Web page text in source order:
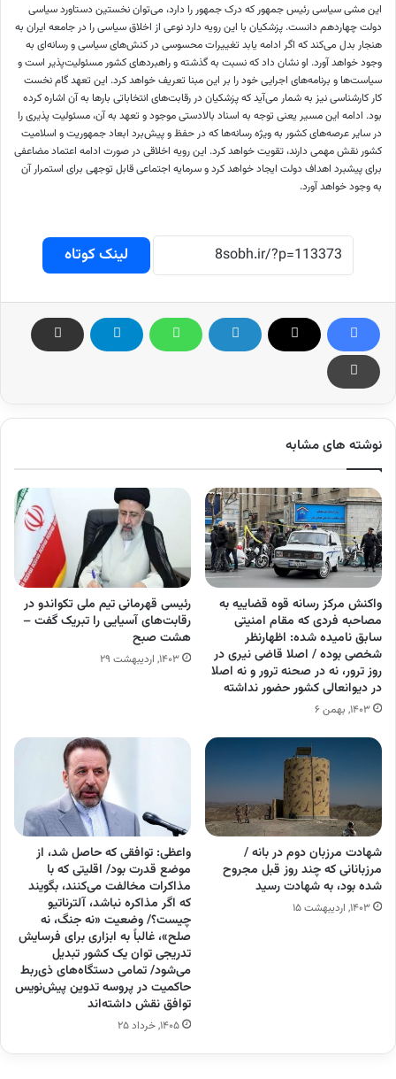
این مشی سیاسی رئیس جمهور که درک جمهور را دارد، می‌توان نخستین دستاورد سیاسی
دولت چهاردهم دانست. پزشکیان با این رویه دارد نوعی از اخلاق سیاسی را در جامعه ایران به
هنجار بدل می‌کند که اگر ادامه یابد تغییرات محسوسی در کنش‌های سیاسی و رسانه‌ای به
وجود خواهد آورد. او نشان داد که نسبت به گذشته و راهبردهای کشور مسئولیت‌پذیر است و
سیاست‌ها و برنامه‌های اجرایی خود را بر این مبنا تعریف خواهد کرد. این تعهد گام نخست
کار کارشناسی نیز به شمار می‌آید که پزشکیان در رقابت‌های انتخاباتی بارها به آن اشاره کرده
بود. ادامه این مسیر یعنی توجه به اسناد بالادستی موجود و تعهد به آن، مسئولیت پذیری را
در سایر عرصه‌های کشور به ویژه رسانه‌ها که در حفظ و پیش‌برد ابعاد جمهوریت و اسلامیت
کشور نقش مهمی دارند، تقویت خواهد کرد. این رویه اخلاقی در صورت ادامه اعتماد مضاعفی
برای پیشبرد اهداف دولت ایجاد خواهد کرد و سرمایه اجتماعی قابل توجهی برای استمرار آن
به وجود خواهد آورد.
لینک کوتاه
نوشته های مشابه
واکنش مرکز رسانه قوه قضاییه به
مصاحبه فردی که مقام امنیتی
سابق نامیده شده: اظهارنظر
شخصی بوده / اصلا قاضی نیری در
روز ترور، نه در صحنه ترور و نه اصلا
در دیوانعالی کشور حضور نداشته
۱۴۰۳, بهمن ۶
رئیسی قهرمانی تیم ملی تکواندو در
رقابت‌های آسیایی را تبریک گفت –
هشت صبح
۱۴۰۳, اردیبهشت ۲۹
شهادت مرزبان دوم در بانه /
مرزبانانی که چند روز قبل مجروح
شده بود، به شهادت رسید
۱۴۰۳, اردیبهشت ۱۵
واعظی: توافقی که حاصل شد، از
موضع قدرت بود/ اقلیتی که با
مذاکرات مخالفت می‌کنند، بگویند
که اگر مذاکره نباشد، آلترناتیو
چیست؟/ وضعیت «نه جنگ، نه
صلح»، غالباً به ابزاری برای فرسایش
تدریجی توان یک کشور تبدیل
می‌شود/ تمامی دستگاه‌های ذی‌ربط
حاکمیت در پروسه تدوین پیش‌نویس
توافق نقش داشته‌اند
۱۴۰۵, خرداد ۲۵